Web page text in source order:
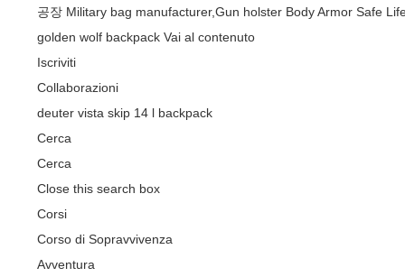
공장 Military bag manufacturer,Gun holster Body Armor Safe
golden wolf backpack Vai al contenuto
Iscriviti
Collaborazioni
deuter vista skip 14 l backpack
Cerca
Cerca
Close this search box
Corsi
Corso di Sopravvivenza
Avventura